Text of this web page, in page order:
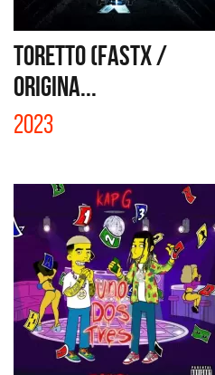
TORETTO (FASTX /
ORIGINA...
2023